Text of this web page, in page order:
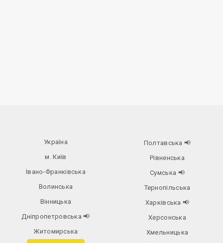
Україна
м. Київ
Івано-Франківська
Волинська
Вінницька
Дніпропетровська📢
Житомирська
Полтавська 📢
Рівненська
Сумська 📢
Тернопільська
Харківська 📢
Херсонська
Хмельницька